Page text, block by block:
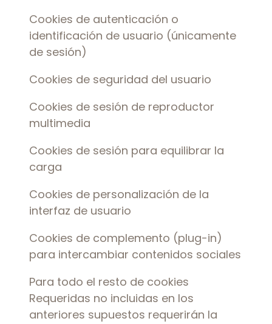
Cookies de autenticación o
identificación de usuario (únicamente
de sesión)
Cookies de seguridad del usuario
Cookies de sesión de reproductor
multimedia
Cookies de sesión para equilibrar la
carga
Cookies de personalización de la
interfaz de usuario
Cookies de complemento (plug-in)
para intercambiar contenidos sociales
Para todo el resto de cookies
Requeridas no incluidas en los
anteriores supuestos requerirán la